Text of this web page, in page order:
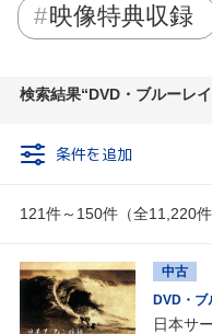
映像特典収録
検索結果 DVD・ブルーレ
条件を追加
121件～150件（全11,220件
中古
DVD・ブ
日本サ